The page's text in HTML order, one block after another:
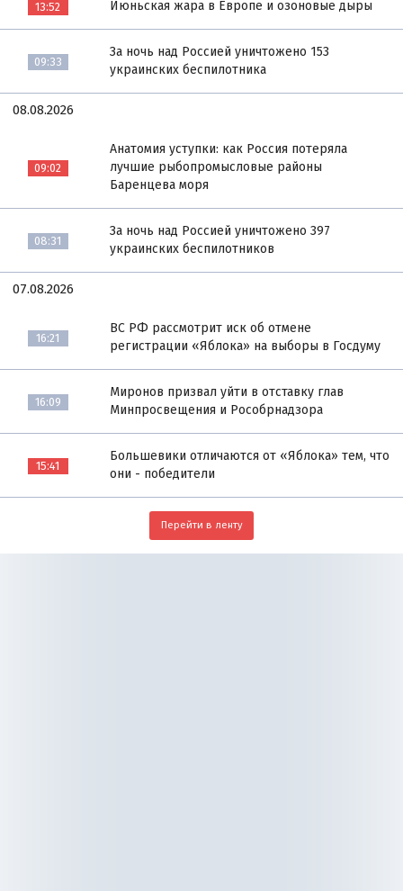
13:52 Июньская жара в Европе и озоновые дыры
09:33
За ночь над Россией уничтожено 153
украинских беспилотника
08.08.2026
09:02
Анатомия уступки: как Россия потеряла
лучшие рыбопромысловые районы
Баренцева моря
08:31
За ночь над Россией уничтожено 397
украинских беспилотников
07.08.2026
16:21
ВС РФ рассмотрит иск об отмене
регистрации «Яблока» на выборы в Госдуму
16:09
Миронов призвал уйти в отставку глав
Минпросвещения и Рособрнадзора
15:41
Большевики отличаются от «Яблока» тем, что
они - победители
Перейти в ленту